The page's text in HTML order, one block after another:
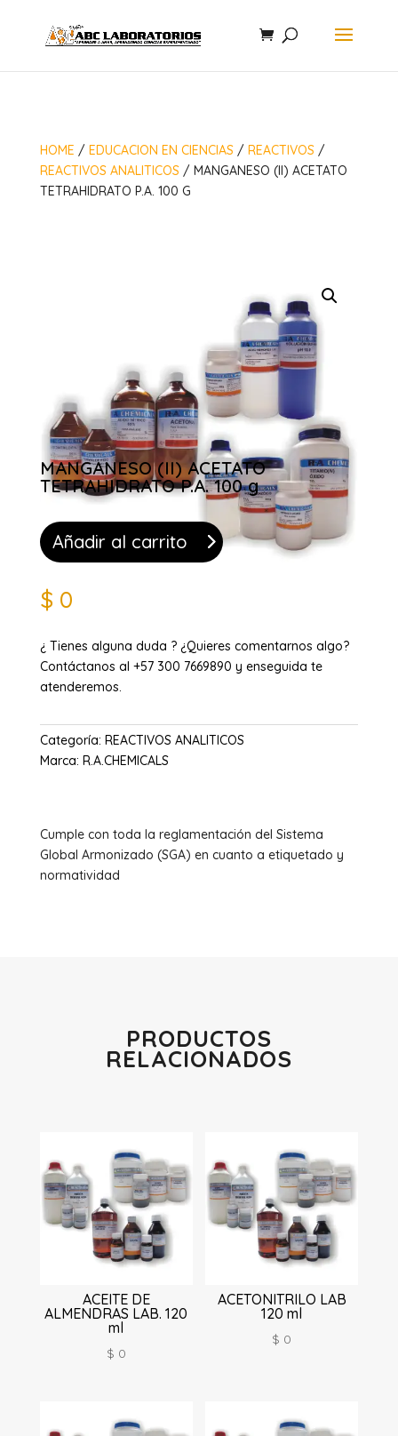
HOME / EDUCACION EN CIENCIAS/ REACTIVOS/
REACTIVOS ANALITICOS/ MANGANESO (II) ACETATO
TETRAHIDRATO P.A. 100 G
MANGANESO (II) ACETATO
TETRAHIDRATO P.A. 100 g
Añadir al carrito
$ 0
¿ Tienes alguna duda ? ¿Quieres comentarnos algo?
Contáctanos al +57 300 7669890 y enseguida te
atenderemos.
Categoría: REACTIVOS ANALITICOS
Marca: R.A.CHEMICALS
Cumple con toda la reglamentación del Sistema
Global Armonizado (SGA) en cuanto a etiquetado y
normatividad
PRODUCTOS
RELACIONADOS
ACEITE DE
ALMENDRAS LAB. 120
ml
$ 0
ACETONITRILO LAB
120 ml
$ 0